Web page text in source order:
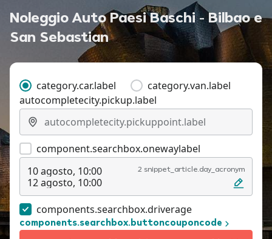
Noleggio Auto Paesi Baschi - Bilbao e
San Sebastian
category.car.label
category.van.label
autocompletecity.pickup.label
component.searchbox.onewaylabel
10 agosto, 10:00
12 agosto, 10:00
2 snippet_article.day_acronym
components.searchbox.driverage
components.searchbox.buttoncouponcode